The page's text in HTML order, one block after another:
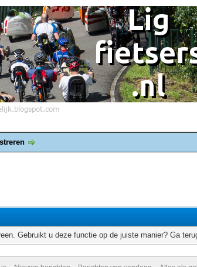
Gebruikt u deze functie op de juiste manier? Ga